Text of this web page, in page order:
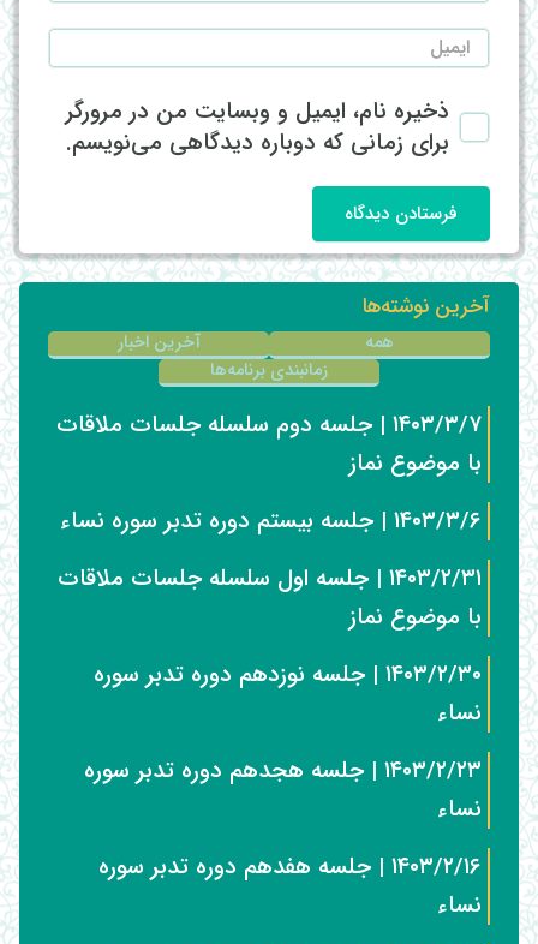
ذخیره نام، ایمیل و وبسایت من در مرورگر
برای زمانی که دوباره دیدگاهی می‌نویسم.
فرستادن دیدگاه
آخرین نوشته‌ها
همه
آخرین اخبار
زمانبندی برنامه‌ها
۱۴۰۳/۳/۷ | جلسه دوم سلسله جلسات ملاقات
با موضوع نماز
۱۴۰۳/۳/۶ | جلسه بیستم دوره تدبر سوره نساء
۱۴۰۳/۲/۳۱ | جلسه اول سلسله جلسات ملاقات
با موضوع نماز
۱۴۰۳/۲/۳۰ | جلسه نوزدهم دوره تدبر سوره
نساء
۱۴۰۳/۲/۲۳ | جلسه هجدهم دوره تدبر سوره
نساء
۱۴۰۳/۲/۱۶ | جلسه هفدهم دوره تدبر سوره
نساء